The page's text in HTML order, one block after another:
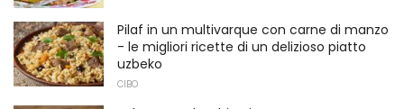
Pilaf in un multivarque con carne di manzo
- le migliori ricette di un delizioso piatto
uzbeko
CIBO